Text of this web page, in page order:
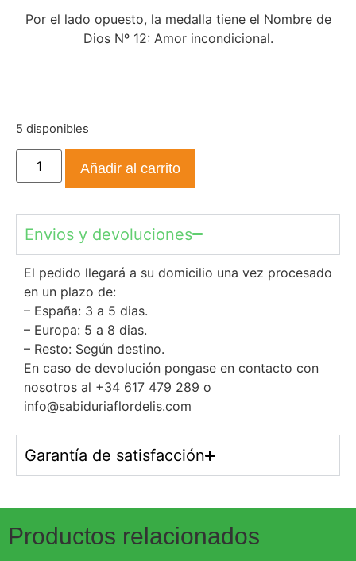
Por el lado opuesto, la medalla tiene el Nombre de
Dios Nº 12: Amor incondicional.
5 disponibles
Añadir al carrito
Envios y devoluciones
El pedido llegará a su domicilio una vez procesado
en un plazo de:
– España: 3 a 5 dias.
– Europa: 5 a 8 dias.
– Resto: Según destino.
En caso de devolución pongase en contacto con
nosotros al +34 617 479 289 o
info@sabiduriaflordelis.com
Garantía de satisfacción
Productos relacionados